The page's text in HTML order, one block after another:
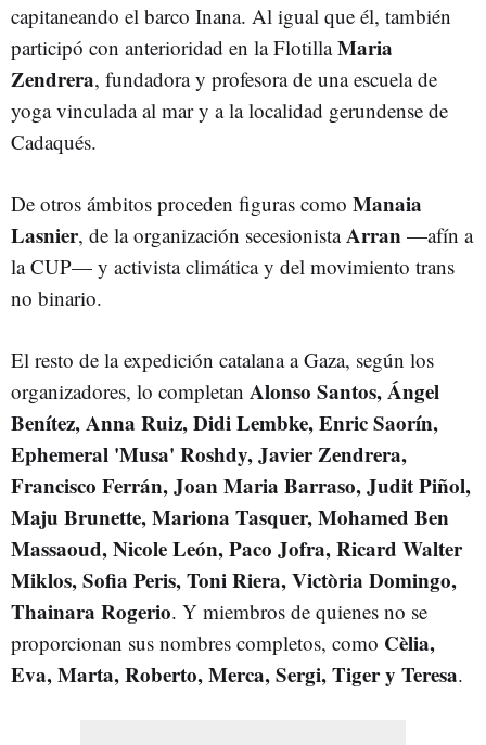
capitaneando el barco Inana. Al igual que él, también
participó con anterioridad en la FlotillaMaria
Zendrera, fundadora y profesora de una escuela de
yoga vinculada al mar y a la localidad gerundense de
Cadaqués.
De otros ámbitos proceden figuras como Manaia
Lasnier, de la organización secesionistaArran —afín a
la CUP— y activista climática y del movimiento trans
no binario.
El resto de la expedición catalana a Gaza, según los
organizadores, lo completan Alonso Santos, Ángel
Benítez, Anna Ruiz, Didi Lembke, Enric Saorín,
Ephemeral 'Musa' Roshdy, Javier Zendrera,
Francisco Ferrán, Joan Maria Barraso, Judit Piñol,
Maju Brunette, Mariona Tasquer, Mohamed Ben
Massaoud, Nicole León, Paco Jofra, Ricard Walter
Miklos, Sofia Peris, Toni Riera, Victòria Domingo,
Thainara Rogerio. Y miembros de quienes no se
proporcionan sus nombres completos, como Cèlia,
Eva, Marta, Roberto, Merca, Sergi, Tiger y Teresa.